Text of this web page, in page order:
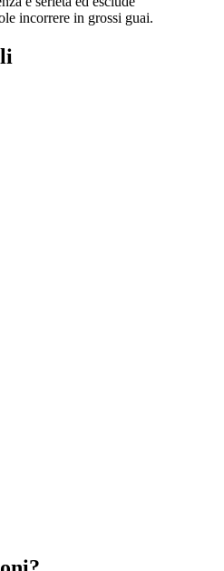
incorrere in grossi guai.